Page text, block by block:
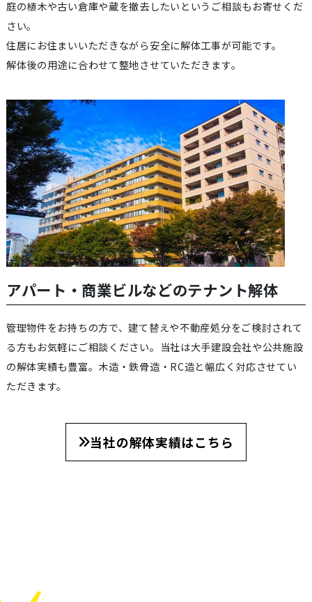
庭の植木や古い倉庫や蔵を撤去したいというご相談もお寄せくだ
さい。
住居にお住まいいただきながら安全に解体工事が可能です。
解体後の用途に合わせて整地させていただきます。
アパート・商業ビルなどのテナント解体
管理物件をお持ちの方で、建て替えや不動産処分をご検討されて
る方もお気軽にご相談ください。当社は大手建設会社や公共施設
の解体実績も豊富。木造・鉄骨造・RC造と幅広く対応させてい
ただきます。
当社の解体実績はこちら